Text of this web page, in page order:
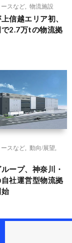
スなど
物流施設
信越エリア初、
2.7万tの物流拠
スなど
動向/展望
ープ、神奈川・
社運営型物流拠